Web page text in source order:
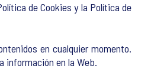
de Cookies y la Política de
en cualquier momento.
información en la Web.